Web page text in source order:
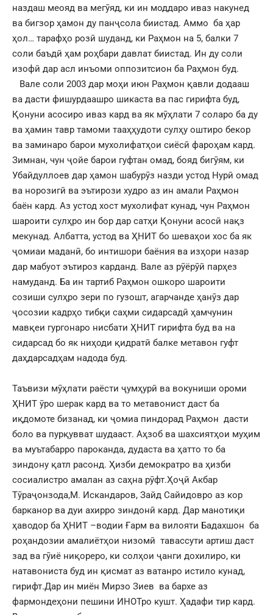
наздаш меояд ва мегӯяд, ки ин моддаро иваз накунед
ва бигзор ҳамон ду панҷсола биистад. Аммо ба ҳар
ҳол… тарафҳо розӣ шуданд, ки Раҳмон на 5, балки 7
соли баъдӣ ҳам роҳбари давлат биистад. Ин ду соли
изофӣ дар асл инъоми оппозитсион ба Раҳмон буд.
Вале соли 2003 дар моҳи июн Раҳмон қавли додааш
ва дасти фишурдаашро шикаста ва пас гирифта буд,
Қонуни асосиро иваз кард ва як мӯҳлати 7 соларо ба ду
ва ҳамин тавр тамоми тааҳҳудоти сулҳу оштиро бекор
ва заминаро барои мухолифатҳои сиёсӣ фароҳам кард.
Зимнан, чун ҷойе барои гуфтан омад, бояд бигӯям, ки
Убайдуллоев дар ҳамон шабурӯз назди устод Нурӣ омад
ва норозигӣ ва эътирози худро аз ин амали Раҳмон
баён кард. Аз устод хост мухолифат кунад, чун Раҳмон
шароити сулҳро ин бор дар сатҳи Қонуни асосӣ нақз
мекунад. Албатта, устод ва ҲНИТ бо шеваҳои хос ба як
ҷомиаи маданӣ, бо интишори баёния ва изҳори назар
дар мабуот эътироз карданд. Вале аз рӯёрӯӣ парҳез
намуданд. Ба ин тартиб Раҳмон ошкоро шароити
созиши сулҳро зери по гузошт, агарчанде ҳанӯз дар
ҷосозии кадрҳо тибқи саҳми сидарсадӣ ҳамчунин
мавқеи гургонаро нисбати ҲНИТ гирифта буд ва на
сидарсад бо як ниҳоди қидратӣ балке метавон гуфт
даҳдарсадҳам надода буд.
Таъвизи мӯҳлати раёсти ҷумҳурӣ ва вокуниши ороми
ҲНИТ ӯро шерак кард ва то метавонист даст ба
иқдомоте бизанад, ки ҷомиа пиндорад Раҳмон дасти
боло ва пурқувват шудааст. Аҳзоб ва шахсиятҳои муҳим
ва муътабарро пароканда, дудаста ва ҳатто то ба
зиндону қатл расонд. Ҳизби демократро ва ҳизби
сосиалистро амалан аз саҳна рӯфт.Ҳоҷӣ Акбар
Тӯраҷонзода,М. Искандаров, Зайд Сайидовро аз кор
барканор ва дуи ахирро зиндонӣ кард. Дар манотиқи
ҳаводор ба ҲНИТ –водии Ғарм ва вилояти Бадахшон ба
роҳандозии амалиётҳои низомӣ тавассути артиш даст
зад ва гӯиё ниқореро, ки солҳои ҷанги дохилиро, ки
натавониста буд ин қисмат аз ватанро истило кунад,
гирифт.Дар ин миён Мирзо Зиев ва бархе аз
фармондеҳони пешини ИНОТро кушт. Ҳадафи тир кард.